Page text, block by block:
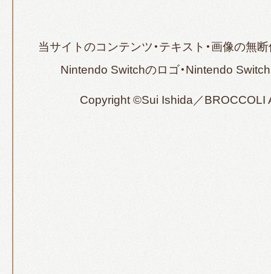
当サイトのコンテンツ・テキスト・画像の無断
Nintendo Switchのロゴ・Nintendo
Copyright ©Sui Ishida／BROCCOLI